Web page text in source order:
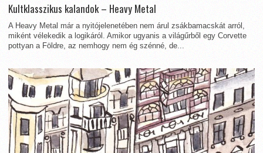
Kultklasszikus kalandok – Heavy Metal
A Heavy Metal már a nyitójelenetében nem árul zsákbamacskát arról,
miként vélekedik a logikáról. Amikor ugyanis a világűrből egy Corvette
pottyan a Földre, az nemhogy nem ég szénné, de...